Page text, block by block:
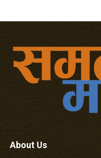
About Us